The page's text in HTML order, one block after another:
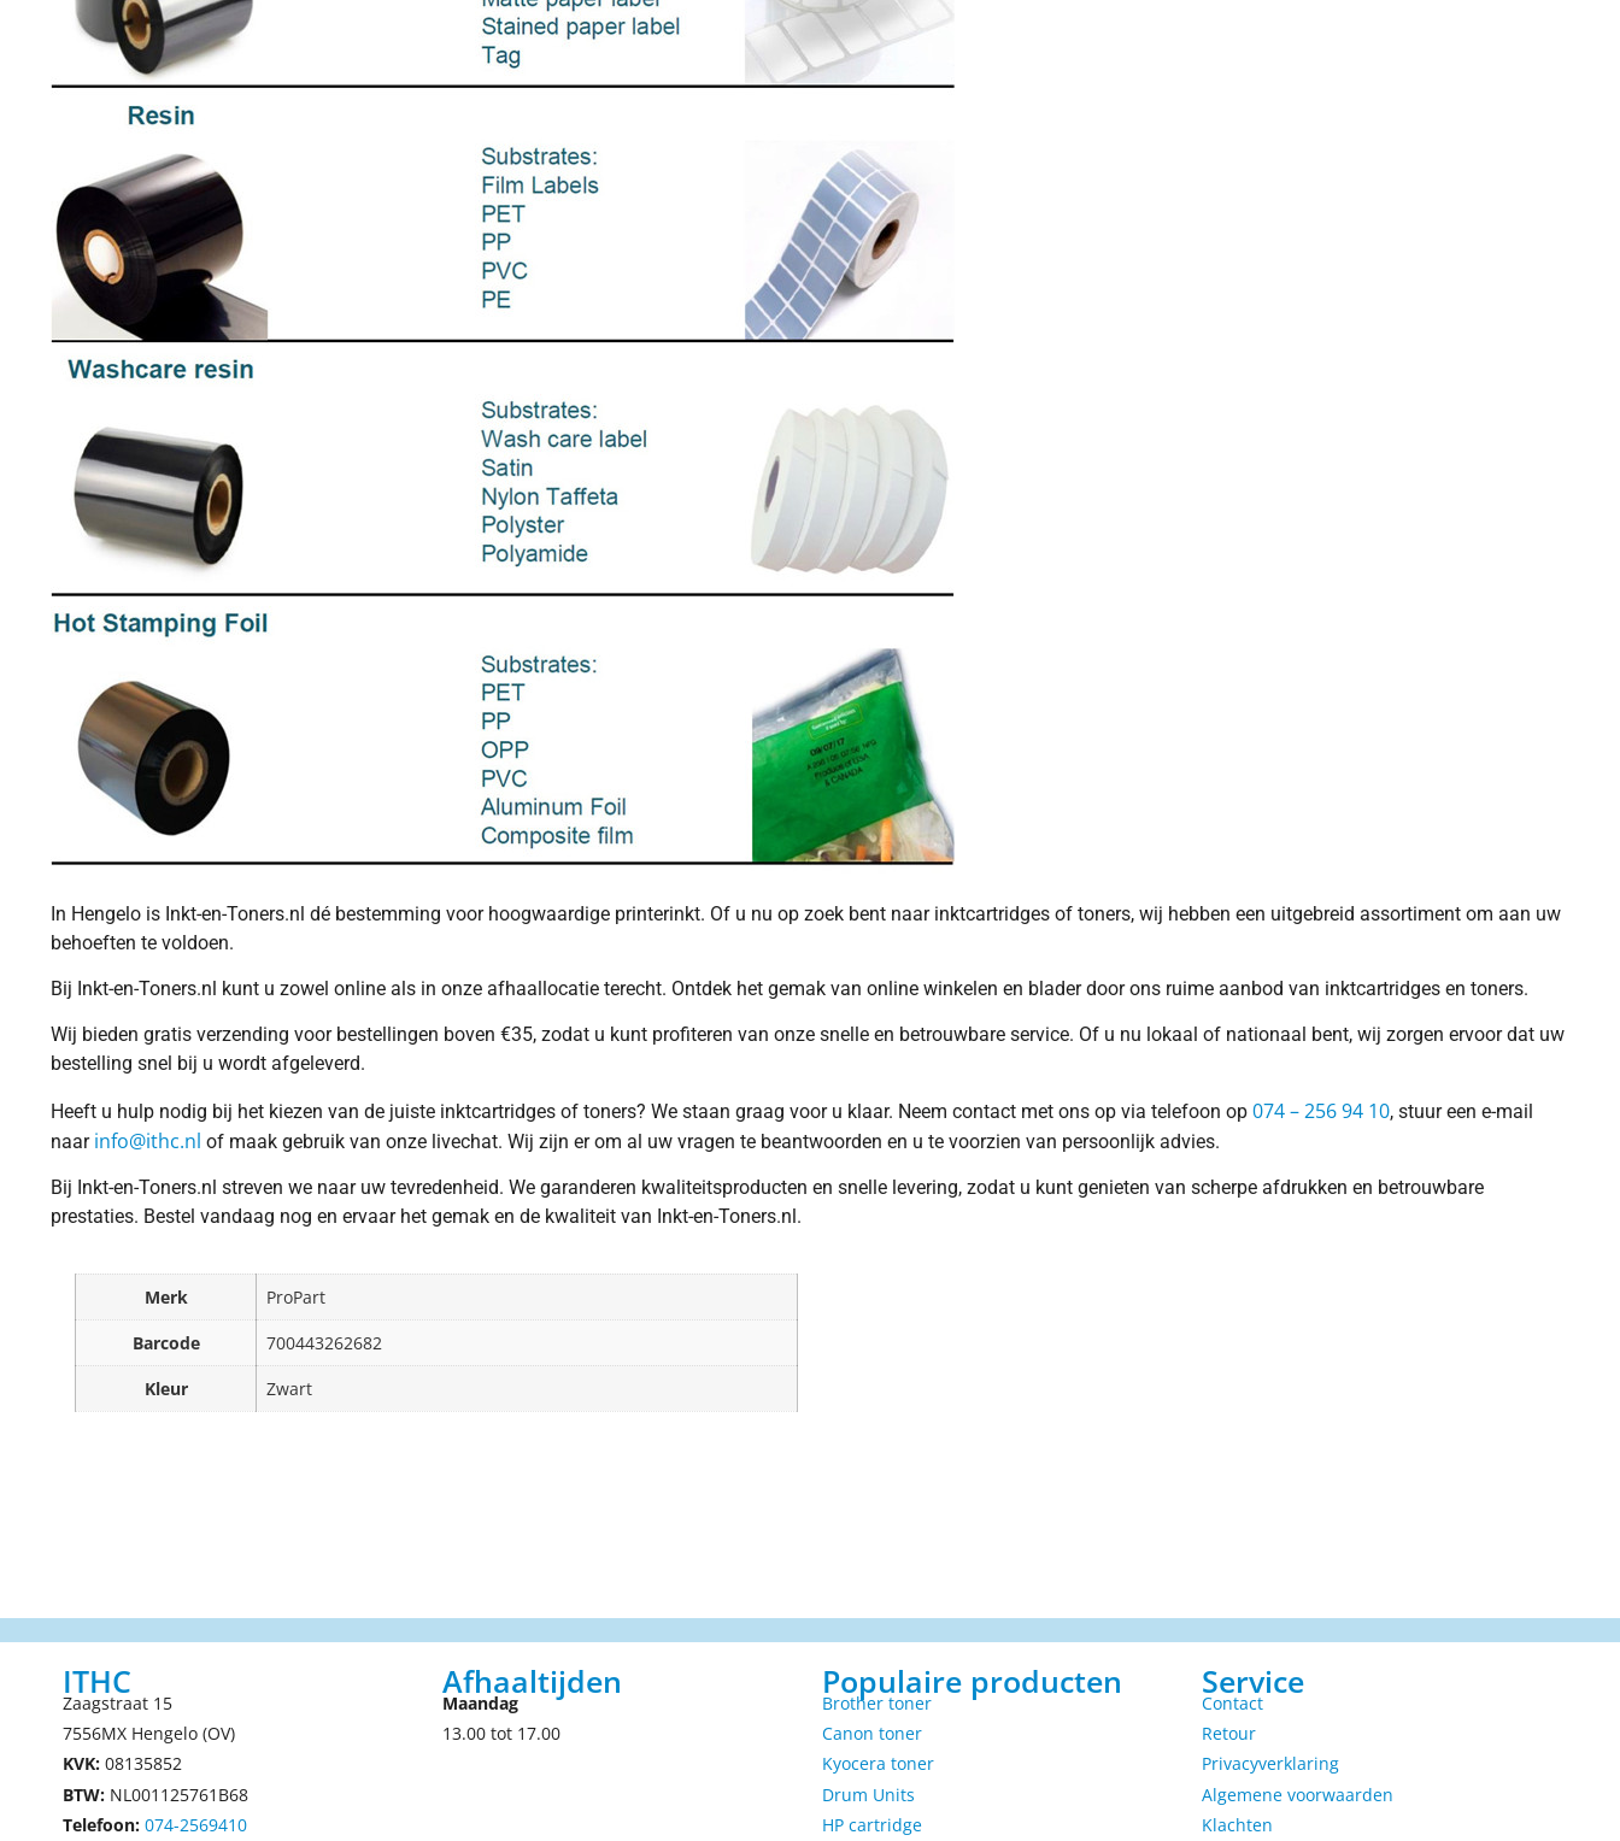
In Hengelo is Inkt-en-Toners.nl dé bestemming voor hoogwaardige printerinkt. Of u nu op zoek bent naar inktcartridges of toners, wij hebben een uitgebreid assortiment om aan uw
behoeften te voldoen.
Bij Inkt-en-Toners.nl kunt u zowel online als in onze afhaallocatie terecht. Ontdek het gemak van online winkelen en blader door ons ruime aanbod van inktcartridges en toners.
Wij bieden gratis verzending voor bestellingen boven €35, zodat u kunt profiteren van onze snelle en betrouwbare service. Of u nu lokaal of nationaal bent, wij zorgen ervoor dat uw
bestelling snel bij u wordt afgeleverd.
Heeft u hulp nodig bij het kiezen van de juiste inktcartridges of toners? We staan graag voor u klaar. Neem contact met ons op via telefoon op 074 – 256 94 10, stuur een e-mail
naar info@ithc.nl of maak gebruik van onze livechat. Wij zijn er om al uw vragen te beantwoorden en u te voorzien van persoonlijk advies.
Bij Inkt-en-Toners.nl streven we naar uw tevredenheid. We garanderen kwaliteitsproducten en snelle levering, zodat u kunt genieten van scherpe afdrukken en betrouwbare
prestaties. Bestel vandaag nog en ervaar het gemak en de kwaliteit van Inkt-en-Toners.nl.
Merk
ProPart
Barcode
700443262682
Kleur
Zwart
ITHC
Zaagstraat 15
7556MX Hengelo (OV)
KVK: 08135852
BTW: NL001125761B68
Telefoon: 074-2569410
Afhaaltijden
Maandag
13.00 tot 17.00
Populaire producten
Brother toner
Canon toner
Kyocera toner
Drum Units
HP cartridge
Service
Contact
Retour
Privacyverklaring
Algemene voorwaarden
Klachten